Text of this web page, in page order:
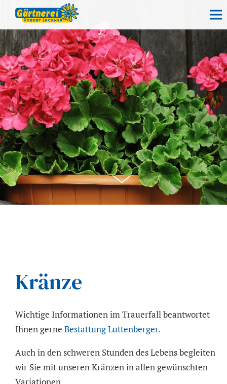
Kränze
Wichtige Informationen im Trauerfall beantwortet
Ihnen gerne Bestattung Luttenberger.
Auch in den schweren Stunden des Lebens begleiten
wir Sie mit unseren Kränzen in allen gewünschten